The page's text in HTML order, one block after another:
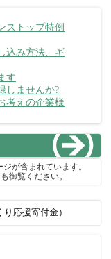
ストップ特例
込み方法、ギ
す
しませんか?
考えの企業様
が含まれています。
御覧ください。
応援寄付金）